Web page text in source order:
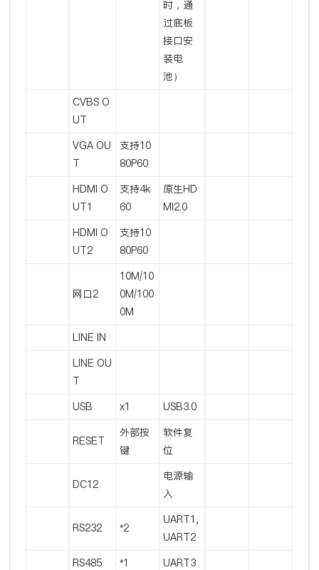
时，通
过底板
接口安
装电
池）
CVBS O
UT
VGA OU
T
支持10
80P60
HDMI O
UT1
支持4k
60
原生HD
MI2.0
HDMI O
UT2
支持10
80P60
网口2
10M/10
0M/100
0M
LINE IN
LINE OU
T
USB x1 USB3.0
RESET
外部按
键
软件复
位
DC12
电源输
入
RS232 *2
UART1,
UART2
RS485 *1 UART3